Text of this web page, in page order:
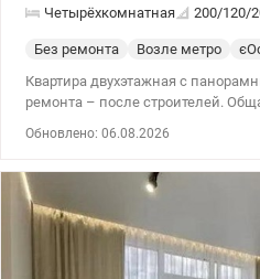
Четырёхкомнатная 200/120/
Без ремонта Возле метро
Квартира двухэтажная с
ремонта – после строителей.
с выходом на террасу, 2 санузла.
центральный водопровод и
за себя платим. Цена 210 000 у.е.
valion/1149489
Обновлено: 06.08.2026